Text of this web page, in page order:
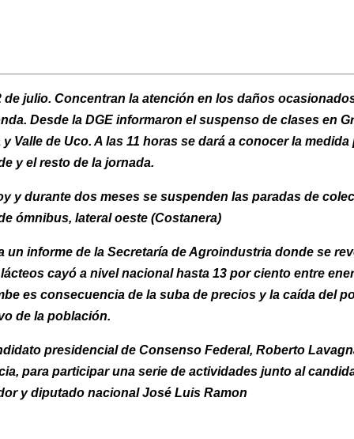
de julio. Concentran la atención en los daños
Desde la DGE informaron el suspenso de clases en
y Valle de Uco. A las 11 horas se dará a conocer la medida
y el resto de la jornada.
y durante dos meses se suspenden las paradas de
ómnibus, lateral oeste (Costanera)
un informe de la Secretaría de Agroindustria donde se
cayó a nivel nacional hasta 13 por ciento entre
es consecuencia de la suba de precios y la caída del
de la población.
presidencial de Consenso Federal, Roberto
para participar una serie de actividades junto al
y diputado nacional José Luis Ramon